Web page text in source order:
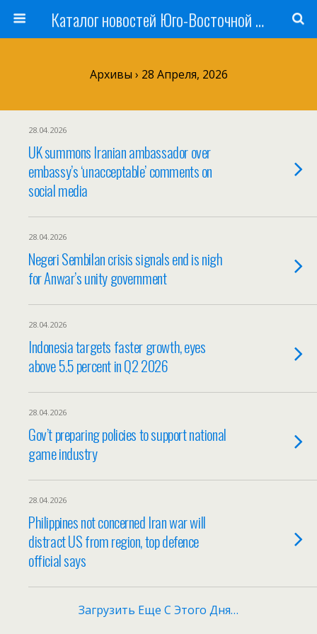
Каталог новостей Юго-Восточной Азии, Австралии и Океании
Архивы › 28 Апреля, 2026
28.04.2026
UK summons Iranian ambassador over
embassy’s ‘unacceptable’ comments on
social media
28.04.2026
Negeri Sembilan crisis signals end is nigh
for Anwar’s unity government
28.04.2026
Indonesia targets faster growth, eyes
above 5.5 percent in Q2 2026
28.04.2026
Gov’t preparing policies to support national
game industry
28.04.2026
Philippines not concerned Iran war will
distract US from region, top defence
official says
Загрузить Еще С Этого Дня…